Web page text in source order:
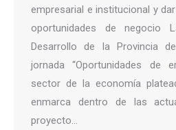
empresarial e institucional y
oportunidades de negocio
Desarrollo de la Provincia
jornada “Oportunidades de
sector de la economía
enmarca dentro de las
proyecto…